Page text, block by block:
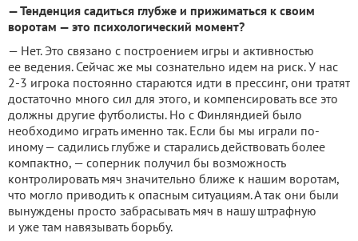
— Тенденция садиться глубже и прижиматься к своим
воротам — это психологический момент?
— Нет. Это связано с построением игры и активностью
ее ведения. Сейчас же мы сознательно идем на риск. У нас
2-3 игрока постоянно стараются идти в прессинг, они тратят
достаточно много сил для этого, и компенсировать все это
должны другие футболисты. Но с Финляндией было
необходимо играть именно так. Если бы мы играли по-
иному — садились глубже и старались действовать более
компактно, — соперник получил бы возможность
контролировать мяч значительно ближе к нашим воротам,
что могло приводить к опасным ситуациям. А так они были
вынуждены просто забрасывать мяч в нашу штрафную
и уже там навязывать борьбу.